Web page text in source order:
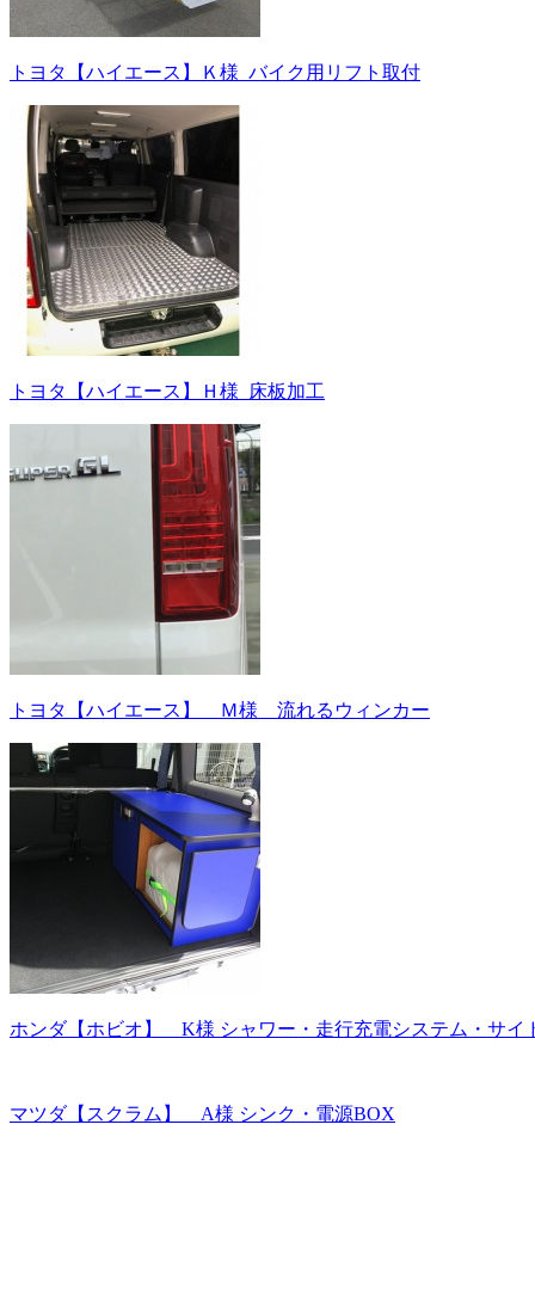
トヨタ【ハイエース】Ｋ様_バイク用リフト取付
トヨタ【ハイエース】Ｈ様_床板加工
トヨタ【ハイエース】 Ｍ様 流れるウィンカー
ホンダ【ホビオ】 K様 シャワー・走行充電システム・サイ
マツダ【スクラム】 A様 シンク・電源BOX